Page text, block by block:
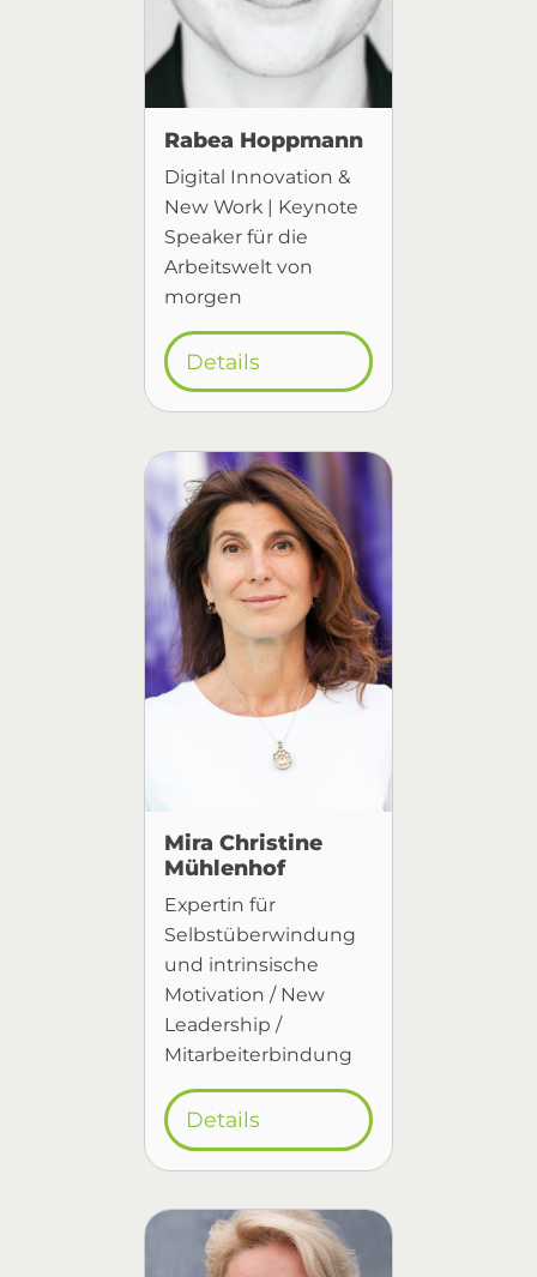
Rabea Hoppmann
Digital Innovation &
New Work | Keynote
Speaker für die
Arbeitswelt von
morgen
Details
Mira Christine
Mühlenhof
Expertin für
Selbstüberwindung
und intrinsische
Motivation / New
Leadership /
Mitarbeiterbindung
Details